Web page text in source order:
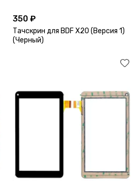
350 ₽
Тачскрин для BDF X20 (Версия 1)
(Черный)